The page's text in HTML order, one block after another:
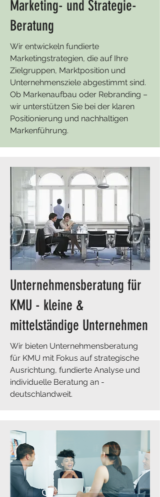
Marketing- und Strategie-
Beratung
Wir entwickeln fundierte
Marketingstrategien, die auf Ihre
Zielgruppen, Marktposition und
Unternehmensziele abgestimmt sind.
Ob Markenaufbau oder Rebranding –
wir unterstützen Sie bei der klaren
Positionierung und nachhaltigen
Markenführung.
Unternehmensberatung für
KMU - kleine &
mittelständige Unternehmen
Wir bieten Unternehmensberatung
für KMU mit Fokus auf strategische
Ausrichtung, fundierte Analyse und
individuelle Beratung an -
deutschlandweit.